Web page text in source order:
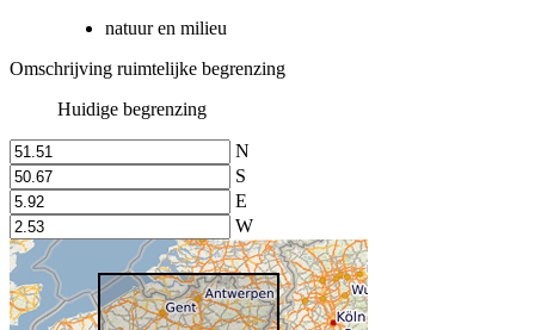
natuur en milieu
Omschrijving ruimtelijke begrenzing
Huidige begrenzing
N
S
E
W